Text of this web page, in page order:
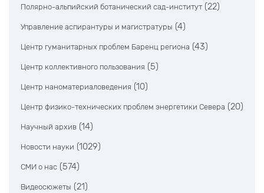
Полярно-альпийский ботанический сад-институт (22)
Управление аспирантуры и магистратуры (4)
Центр гуманитарных проблем Баренц региона (43)
Центр коллективного пользования (5)
Центр наноматериаловедения (10)
Центр физико-технических проблем энергетики Севера (20)
Научный архив (14)
Новости науки (1029)
СМИ о нас (574)
Видеосюжеты (21)